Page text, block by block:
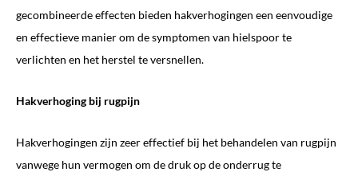
gecombineerde effecten bieden hakverhogingen een eenvoudige
en effectieve manier om de symptomen van hielspoor te
verlichten en het herstel te versnellen.
Hakverhoging bij rugpijn
Hakverhogingen zijn zeer effectief bij het behandelen van rugpijn
vanwege hun vermogen om de druk op de onderrug te